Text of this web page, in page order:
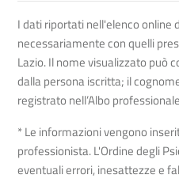
I dati riportati nell'elenco online
necessariamente con quelli
Lazio. Il nome visualizzato può
dalla persona iscritta; il
registrato nell’Albo
* Le informazioni vengono
professionista. L'Ordine degli
eventuali errori, inesattezze e